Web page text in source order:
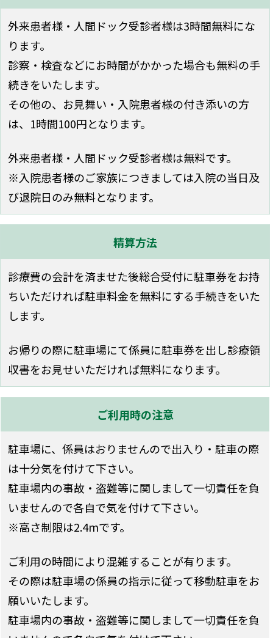
外来患者様・人間ドック受診者様は3時間無料にな
ります。
診察・検査などにお時間がかかった場合も無料の手
続きをいたします。
その他の、お見舞い・入院患者様の付き添いの方
は、1時間100円となります。
外来患者様・人間ドック受診者様は無料です。
※入院患者様のご家族につきましては入院の当日及
び退院日のみ無料となります。
精算方法
診療費の会計を済ませた後総合受付に駐車券をお持
ちいただければ駐車料金を無料にする手続きをいた
します。
お帰りの際に駐車場にて係員に駐車券を出し診療領
収書をお見せいただければ無料になります。
ご利用時の注意
駐車場に、係員はおりませんので出入り・駐車の際
は十分気を付けて下さい。
駐車場内の事故・盗難等に関しまして一切責任を負
いませんので各自で気を付けて下さい。
※高さ制限は2.4mです。
ご利用の時間により混雑することが有ります。
その際は駐車場の係員の指示に従って移動駐車をお
願いいたします。
駐車場内の事故・盗難等に関しまして一切責任を負